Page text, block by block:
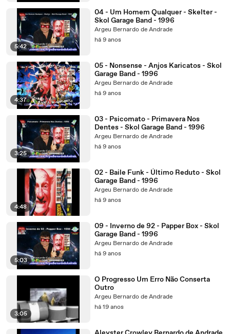
5:42
04 - Um Homem Qualquer - Skelter -
Skol Garage Band - 1996
Argeu Bernardo de Andrade
há 9 anos
4:37
05 - Nonsense - Anjos Karicatos - Skol
Garage Band - 1996
Argeu Bernardo de Andrade
há 9 anos
3:25
03 - Psicomato - Primavera Nos
Dentes - Skol Garage Band - 1996
Argeu Bernardo de Andrade
há 9 anos
4:48
02 - Baile Funk - Último Reduto - Skol
Garage Band - 1996
Argeu Bernardo de Andrade
há 9 anos
5:03
09 - Inverno de 92 - Papper Box - Skol
Garage Band - 1996
Argeu Bernardo de Andrade
há 9 anos
3:05
O Progresso Um Erro Não Conserta
Outro
Argeu Bernardo de Andrade
há 19 anos